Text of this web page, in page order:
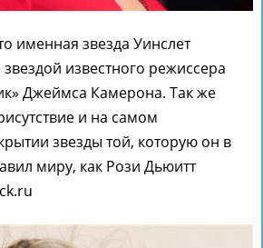
именная звезда Уинслет
известного режиссера
Джеймса Камерона. Так же
и на самом
звезды той, которую он в
миру, как Рози Дьюитт